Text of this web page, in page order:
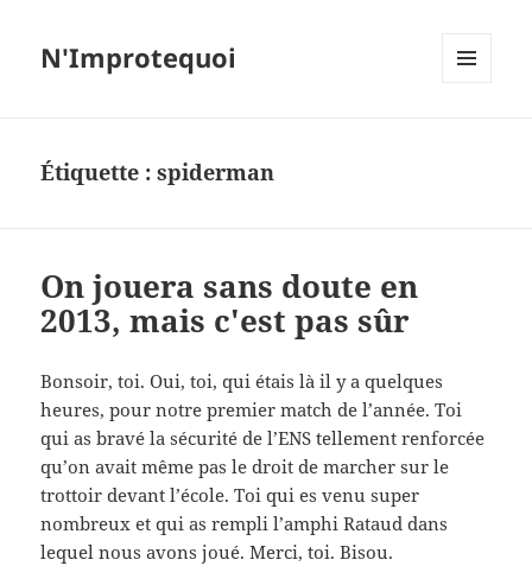
N'Improtequoi
Étiquette :spiderman
On jouera sans doute en
2013, mais c'est pas sûr
Bonsoir, toi. Oui, toi, qui étais là il y a quelques
heures, pour notre premier match de l’année. Toi
qui as bravé la sécurité de l’ENS tellement renforcée
qu’on avait même pas le droit de marcher sur le
trottoir devant l’école. Toi qui es venu super
nombreux et qui as rempli l’amphi Rataud dans
lequel nous avons joué. Merci, toi. Bisou.